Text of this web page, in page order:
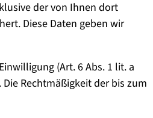
der von Ihnen dort
Diese Daten geben wir
(Art. 6 Abs. 1 lit. a
Rechtmäßigkeit der bis zum